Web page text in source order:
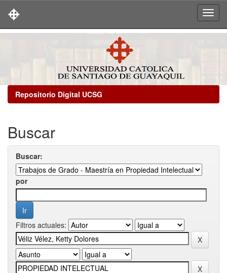
Repositorio Digital UCSG
Buscar
Buscar:
por
Filtros actuales: